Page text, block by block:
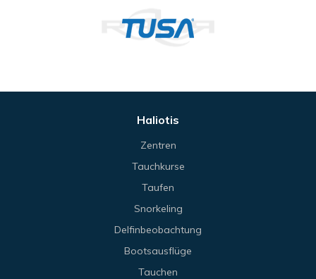
Haliotis
Zentren
Tauchkurse
Taufen
Snorkeling
Delfinbeobachtung
Bootsausflüge
Tauchen